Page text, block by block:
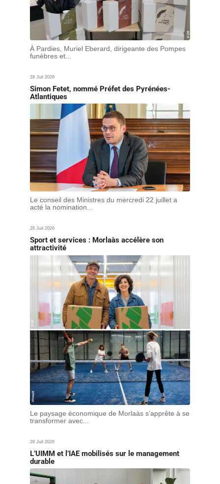
À Pardies, Muriel Eberard, dirigeante des Pompes
funèbres et...
28 Juil 2026
Simon Fetet, nommé Préfet des Pyrénées-
Atlantiques
Le conseil des Ministres du mercredi 22 juillet a
acté la nomination...
28 Juil 2026
Sport et services : Morlaàs accélère son
attractivité
Le paysage économique de Morlaàs s’apprête à se
transformer avec...
28 Juil 2026
L’UIMM et l’IAE mobilisés sur le management
durable